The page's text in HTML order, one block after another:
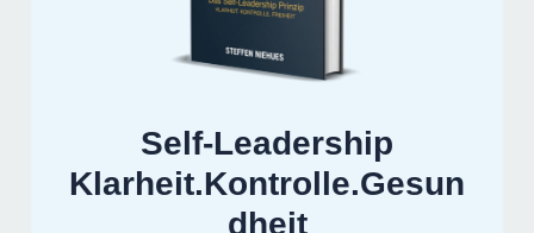
Self-Leadership
Klarheit.Kontrolle.Gesun
dheit